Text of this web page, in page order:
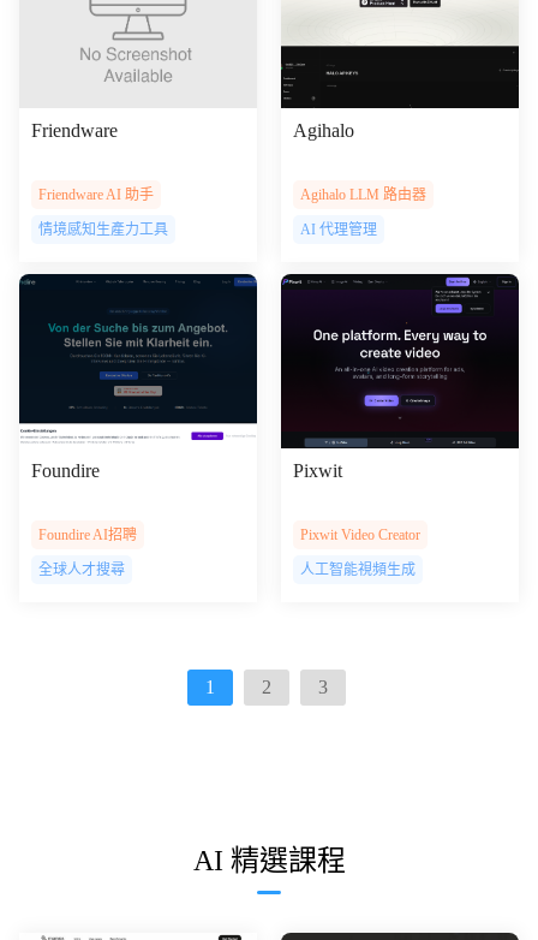
Friendware
Friendware AI 助手
情境感知生產力工具
Agihalo
Agihalo LLM 路由器
AI 代理管理
Foundire
Foundire AI招聘
全球人才搜尋
Pixwit
Pixwit Video Creator
人工智能視頻生成
1 2 3
AI 精選課程